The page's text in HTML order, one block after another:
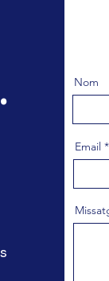
Nom
Email